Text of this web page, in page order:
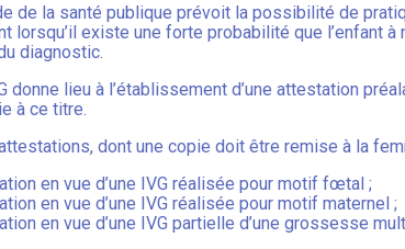
de la santé publique prévoit la possibilité de
lorsqu’il existe une forte probabilité que l’enfant
diagnostic.
donne lieu à l’établissement d’une attestation
à ce titre.
dont une copie doit être remise à la
en vue d’une IVG réalisée pour motif fœtal ;
en vue d’une IVG réalisée pour motif maternel ;
en vue d’une IVG partielle d’une grossesse